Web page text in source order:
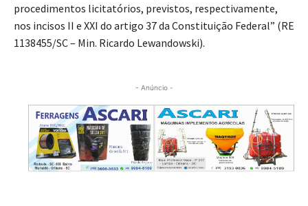
procedimentos licitatórios, previstos, respectivamente,
nos incisos II e XXI do artigo 37 da Constituição Federal” (RE
1138455/SC – Min. Ricardo Lewandowski).
- Anúncio -